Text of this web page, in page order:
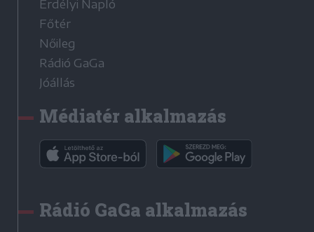
Erdélyi Napló
Főtér
Nőileg
Rádió GaGa
Jóállás
Médiatér alkalmazás
Rádió GaGa alkalmazás